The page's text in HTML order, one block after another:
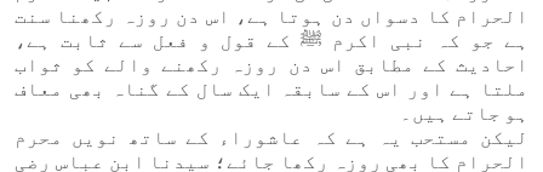
الحرام کا دسواں دن ہوتا ہے، اس دن روزہ رکھنا سنت
ہے جو کہ نبی اکرم ﷺ کے قول و فعل سے ثابت ہے،
احادیث کے مطابق اس دن روزہ رکھنے والے کو ثواب
ملتا ہے اور اس کے سابقہ ایک سال کے گناہ بھی معاف
ہو جاتے ہیں۔
لیکن مستحب یہ ہے کہ عاشوراء کے ساتھ نویں محرم
الحرام کا بھی روزہ رکھا جائے؛ سیدنا ابنِ عباس رضی